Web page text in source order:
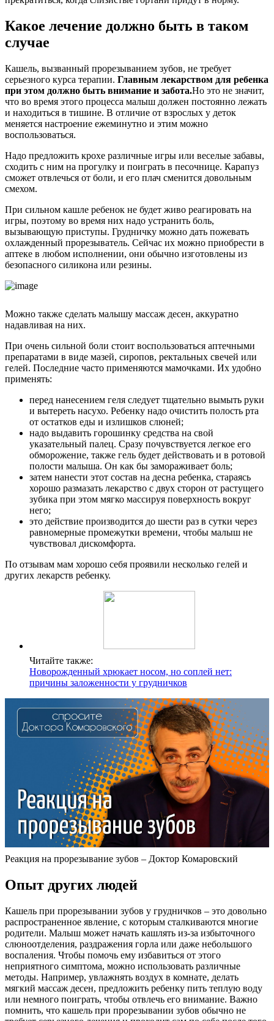
Какое лечение должно быть в таком
случае
Кашель, вызванный прорезыванием зубов, не требует
серьезного курса терапии. Главным лекарством для ребенка
при этом должно быть внимание и забота.Но это не значит,
что во время этого процесса малыш должен постоянно лежать
и находиться в тишине. В отличие от взрослых у деток
меняется настроение ежеминутно и этим можно
воспользоваться.
Надо предложить крохе различные игры или веселые забавы,
сходить с ним на прогулку и поиграть в песочнице. Карапуз
сможет отвлечься от боли, и его плач сменится довольным
смехом.
При сильном кашле ребенок не будет живо реагировать на
игры, поэтому во время них надо устранить боль,
вызывающую приступы. Грудничку можно дать пожевать
охлажденный прорезыватель. Сейчас их можно приобрести в
аптеке в любом исполнении, они обычно изготовлены из
безопасного силикона или резины.
Можно также сделать малышу массаж десен, аккуратно
надавливая на них.
При очень сильной боли стоит воспользоваться аптечными
препаратами в виде мазей, сиропов, ректальных свечей или
гелей. Последние часто применяются мамочками. Их удобно
применять:
перед нанесением геля следует тщательно вымыть руки
и вытереть насухо. Ребенку надо очистить полость рта
от остатков еды и излишков слюней;
надо выдавить горошинку средства на свой
указательный палец. Сразу почувствуется легкое его
обморожение, также гель будет действовать и в ротовой
полости малыша. Он как бы замораживает боль;
затем нанести этот состав на десна ребенка, стараясь
хорошо размазать лекарство с двух сторон от растущего
зубика при этом мягко массируя поверхность вокруг
него;
это действие производится до шести раз в сутки через
равномерные промежутки времени, чтобы малыш не
чувствовал дискомфорта.
По отзывам мам хорошо себя проявили несколько гелей и
других лекарств ребенку.
Читайте также:
Новорожденный хрюкает носом, но соплей нет:
причины заложенности у грудничков
Реакция на прорезывание зубов – Доктор Комаровский
Опыт других людей
Кашель при прорезывании зубов у грудничков – это довольно
распространенное явление, с которым сталкиваются многие
родители. Малыш может начать кашлять из-за избыточного
слюноотделения, раздражения горла или даже небольшого
воспаления. Чтобы помочь ему избавиться от этого
неприятного симптома, можно использовать различные
методы. Например, увлажнять воздух в комнате, делать
мягкий массаж десен, предложить ребенку пить теплую воду
или немного поиграть, чтобы отвлечь его внимание. Важно
помнить, что кашель при прорезывании зубов обычно не